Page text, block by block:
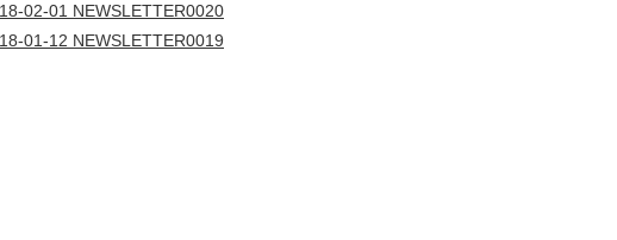
02-01 NEWSLETTER0020
01-12 NEWSLETTER0019